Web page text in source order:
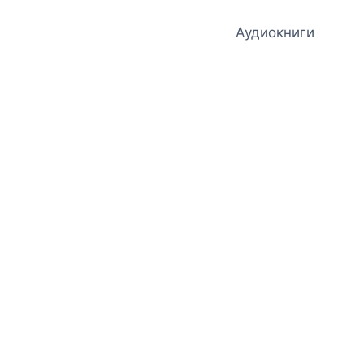
Аудиокниги